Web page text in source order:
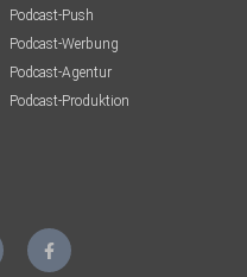
Podcast-Push
Podcast-Werbung
Podcast-Agentur
Podcast-Produktion